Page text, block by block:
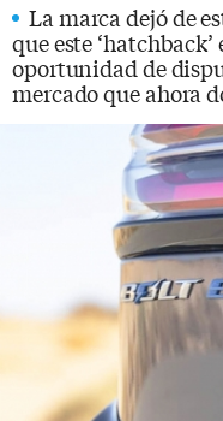
La marca dejó de
que este
oportunidad de
mercado que ahora